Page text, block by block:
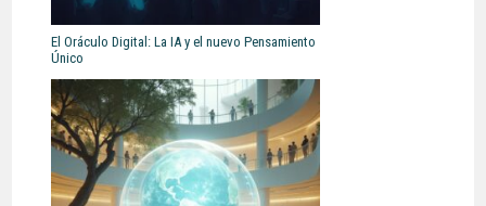
El Oráculo Digital: La IA y el nuevo Pensamiento
Único